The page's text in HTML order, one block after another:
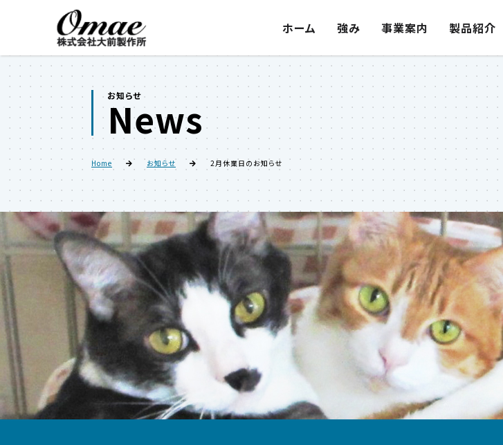
ホーム 強み 事業案内 製品紹介
お知らせ
News
Home お知らせ 2月休業日のお知らせ